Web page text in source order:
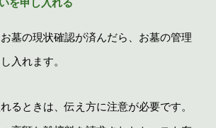
を申し入れる
墓の現状確認が済んだら、お墓の管理
入れます。
るときは、伝え方に注意が必要です。